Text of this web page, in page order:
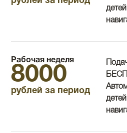
Рабочая неделя
8000
рублей за период